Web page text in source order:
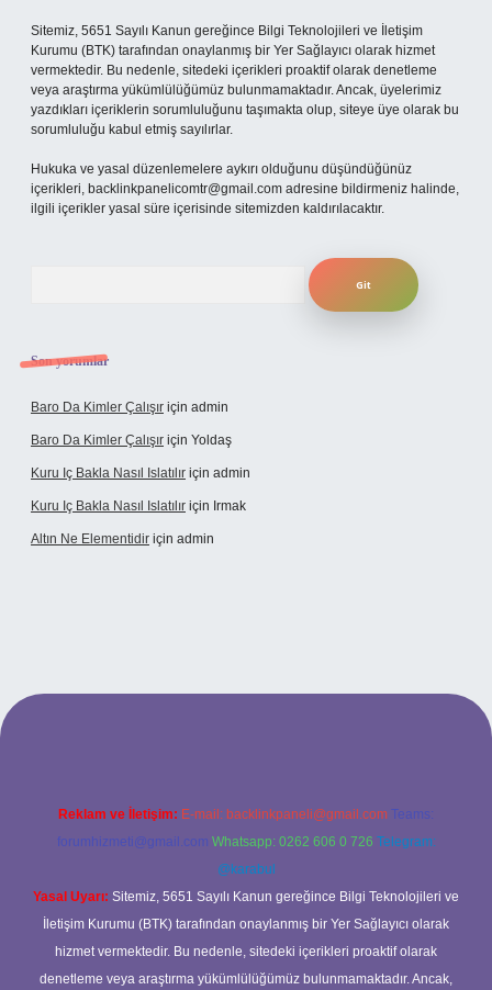
Sitemiz, 5651 Sayılı Kanun gereğince Bilgi Teknolojileri ve İletişim
Kurumu (BTK) tarafından onaylanmış bir Yer Sağlayıcı olarak hizmet
vermektedir. Bu nedenle, sitedeki içerikleri proaktif olarak denetleme
veya araştırma yükümlülüğümüz bulunmamaktadır. Ancak, üyelerimiz
yazdıkları içeriklerin sorumluluğunu taşımakta olup, siteye üye olarak bu
sorumluluğu kabul etmiş sayılırlar.
Hukuka ve yasal düzenlemelere aykırı olduğunu düşündüğünüz
içerikleri, backlinkpanelicomtr@gmail.com adresine bildirmeniz halinde,
ilgili içerikler yasal süre içerisinde sitemizden kaldırılacaktır.
Son yorumlar
Baro Da Kimler Çalışır için admin
Baro Da Kimler Çalışır için Yoldaş
Kuru Iç Bakla Nasıl Islatılır için admin
Kuru Iç Bakla Nasıl Islatılır için Irmak
Altın Ne Elementidir için admin
Reklam ve İletişim: E-mail: backlinkpaneli@gmail.com Teams:
forumhizmeti@gmail.com Whatsapp: 0262 606 0 726 Telegram:
@karabul
Yasal Uyarı: Sitemiz, 5651 Sayılı Kanun gereğince Bilgi Teknolojileri ve
İletişim Kurumu (BTK) tarafından onaylanmış bir Yer Sağlayıcı olarak
hizmet vermektedir. Bu nedenle, sitedeki içerikleri proaktif olarak
denetleme veya araştırma yükümlülüğümüz bulunmamaktadır. Ancak,